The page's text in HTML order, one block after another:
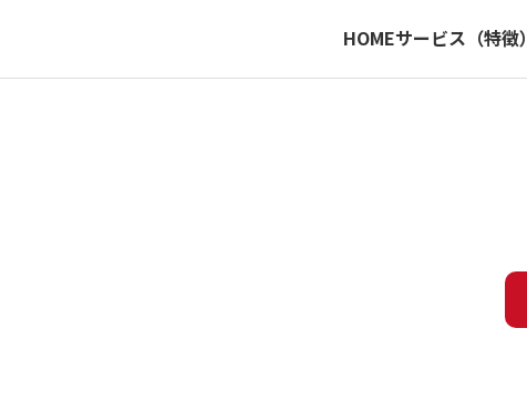
HOMEサービス（特徴）